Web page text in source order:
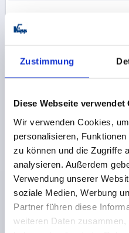
Zustimmung
Diese Webseite verwendet
Wir verwenden Cookies,
personalisieren,
zu können und die Zugriffe
analysieren. Außerdem
Verwendung unserer
soziale Medien, Werbung
Partner führen diese
weiteren Daten
K1281
FIXIERSTÜCK POLYAMID,
N=8
0,19 €
zzgl. Versandkosten